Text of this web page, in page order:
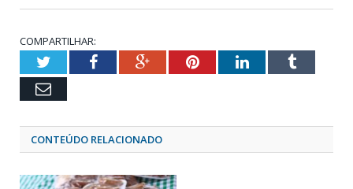
COMPARTILHAR:
TwitterFacebookGoogle+PinterestLinkedInTumblr
Email
CONTEÚDO RELACIONADO